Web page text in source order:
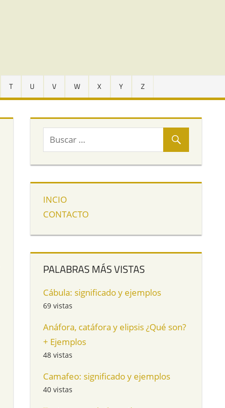
T U V W X Y Z
INCIO
CONTACTO
PALABRAS MÁS VISTAS
Cábula: significado y ejemplos
69 vistas
Anáfora, catáfora y elipsis ¿Qué son?
+ Ejemplos
48 vistas
Camafeo: significado y ejemplos
40 vistas